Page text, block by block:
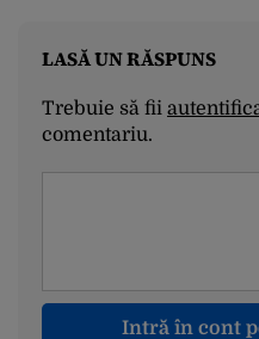
LASĂ UN RĂSPUNS
Trebuie să fii
comentariu.
Intră în cont